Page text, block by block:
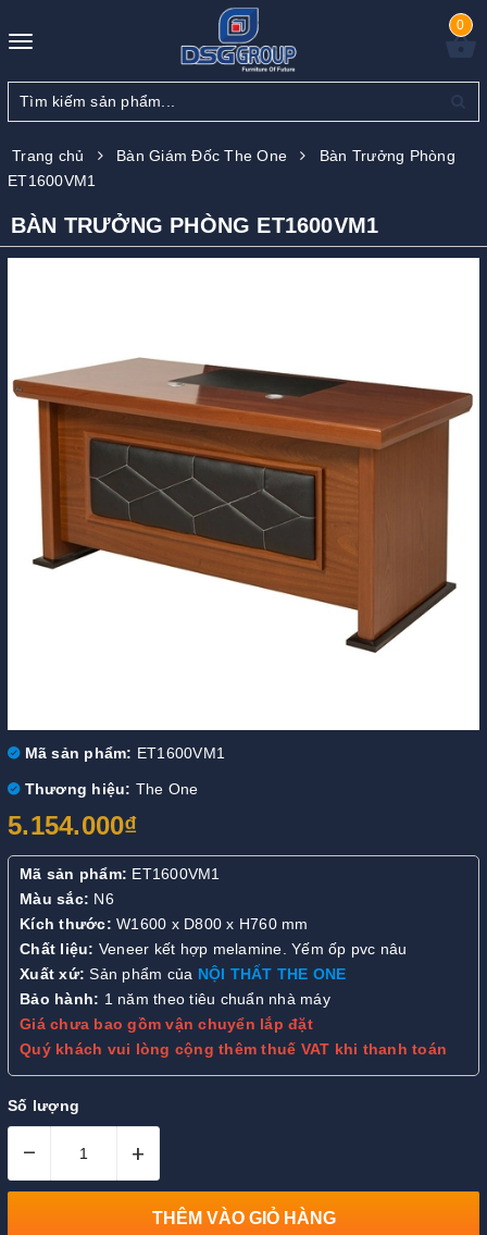
Toggle
0
Trang chủ Bàn Giám Đốc The One
Bàn Trưởng Phòng
ET1600VM1
BÀN TRƯỞNG PHÒNG ET1600VM1
Mã sản phẩm: ET1600VM1
Thương hiệu: The One
5.154.000₫
Mã sản phẩm: ET1600VM1
Màu sắc: N6
Kích thước: W1600 x D800 x H760 mm
Chất liệu: Veneer kết hợp melamine. Yếm ốp pvc nâu
Xuất xứ:Sản phẩm của NỘI THẤT THE ONE
Bảo hành: 1 năm theo tiêu chuẩn nhà máy
Giá chưa bao gồm vận chuyển lắp đặt
Quý khách vui lòng cộng thêm thuế VAT khi thanh toán
Số lượng
– +
THÊM VÀO GIỎ HÀNG